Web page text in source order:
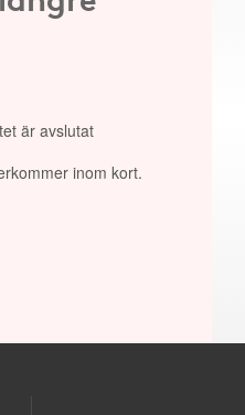
är avslutat
inom kort.